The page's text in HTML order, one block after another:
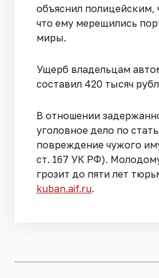
объяснил полицейским,
что ему мерещились
миры.
Ущерб владельцам
составил 420 тысяч
В отношении
уголовное дело по
повреждение чужого
ст. 167 УК РФ).
грозит до пяти лет
kuban.aif.ru.